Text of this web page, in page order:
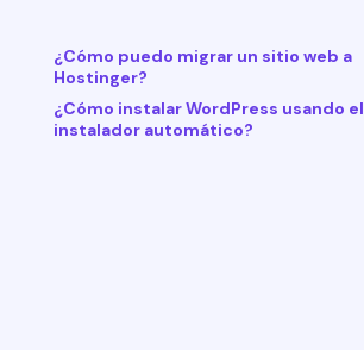
¿Cómo puedo migrar un sitio web a
Hostinger?
¿Cómo instalar WordPress usando el
instalador automático?